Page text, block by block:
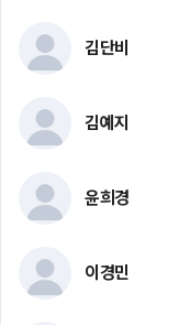
김단비
김예지
윤희경
이경민